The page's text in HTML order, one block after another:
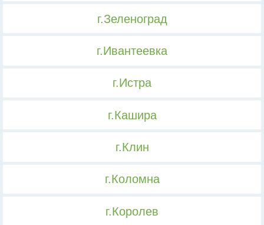
г.Зеленоград
г.Ивантеевка
г.Истра
г.Кашира
г.Клин
г.Коломна
г.Королев